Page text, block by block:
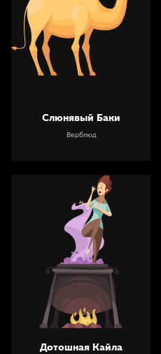
Слюнявый Баки
Верблюд
Дотошная Кайла